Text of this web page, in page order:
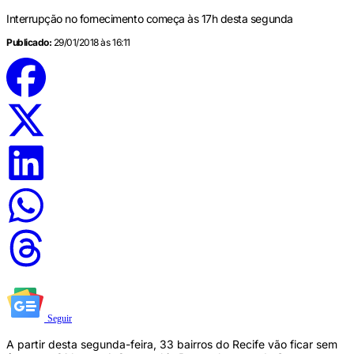
Interrupção no fornecimento começa às 17h desta segunda
Publicado: 29/01/2018 às 16:11
Seguir
A partir desta segunda-feira, 33 bairros do Recife vão ficar sem